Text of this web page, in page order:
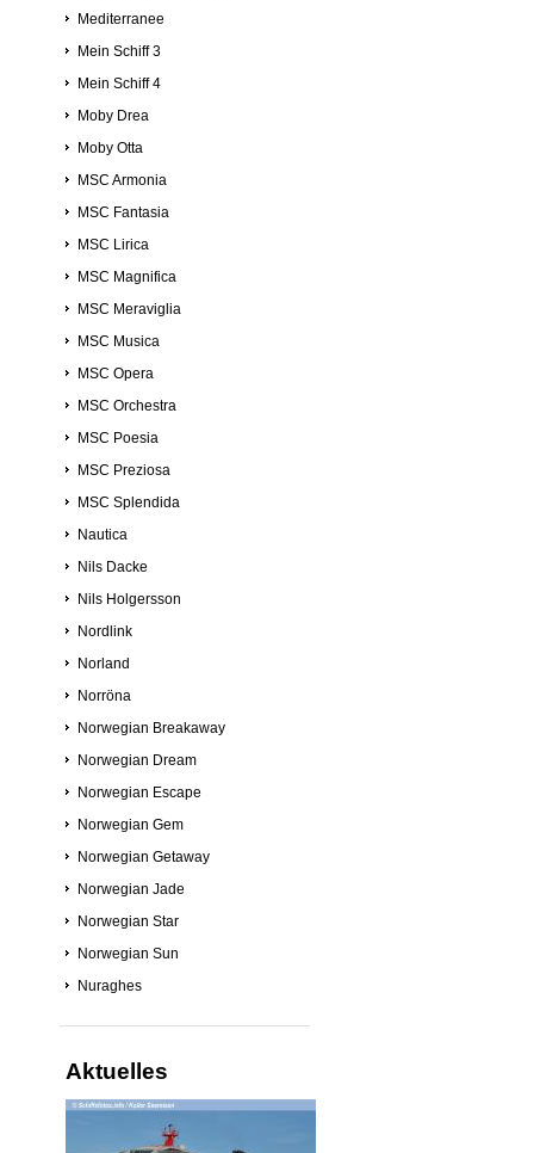
Mediterranee
Mein Schiff 3
Mein Schiff 4
Moby Drea
Moby Otta
MSC Armonia
MSC Fantasia
MSC Lirica
MSC Magnifica
MSC Meraviglia
MSC Musica
MSC Opera
MSC Orchestra
MSC Poesia
MSC Preziosa
MSC Splendida
Nautica
Nils Dacke
Nils Holgersson
Nordlink
Norland
Norröna
Norwegian Breakaway
Norwegian Dream
Norwegian Escape
Norwegian Gem
Norwegian Getaway
Norwegian Jade
Norwegian Star
Norwegian Sun
Nuraghes
Aktuelles